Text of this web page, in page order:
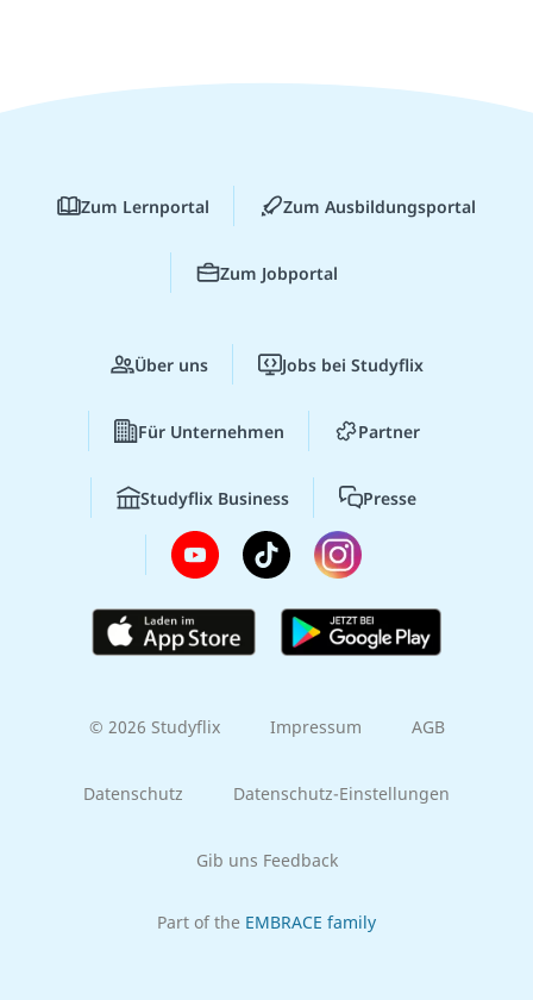
Zum Lernportal Zum Ausbildungsportal
Zum Jobportal
Über uns Jobs bei Studyflix
Für Unternehmen Partner
Studyflix Business Presse
© 2026 Studyflix Impressum AGB
Datenschutz Datenschutz-Einstellungen
Gib uns Feedback
Part of the EMBRACE family